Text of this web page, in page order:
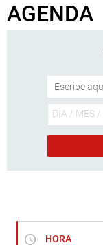
AGENDA
HORA